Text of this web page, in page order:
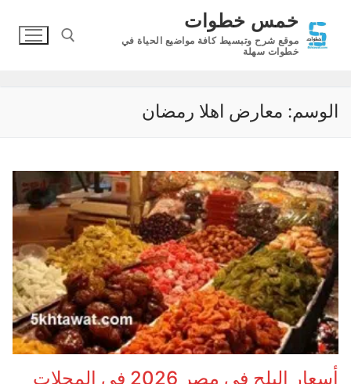
المحتوى
خمس خطوات
موقع شرح وتبسيط كافة مواضيع الحياة في
خطوات سهلة
الوسم: معارض اهلا رمضان
أسعار البلح في مصر 2026 في المحلات